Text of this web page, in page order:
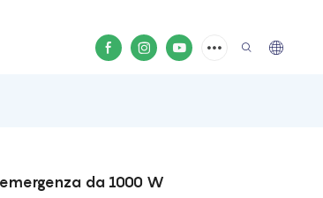
da 1000 W